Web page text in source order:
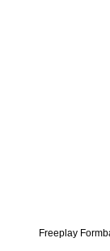
Freeplay